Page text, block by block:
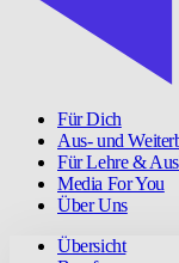
Für Dich
Aus- und
Für Lehre &
Media For You
Über Uns
Übersicht